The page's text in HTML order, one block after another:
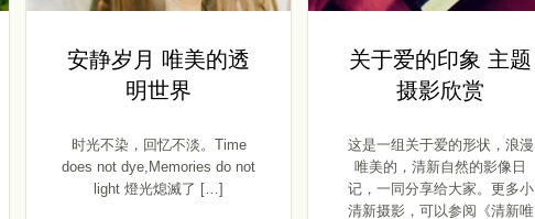
安静岁月 唯美的透
明世界
时光不染，回忆不淡。Time
does not dye,Memories do not
light 燈光熄滅了 […]
关于爱的印象 主题
摄影欣赏
这是一组关于爱的形状，浪漫
唯美的，清新自然的影像日
记，一同分享给大家。更多小
清新摄影，可以参阅《清新唯